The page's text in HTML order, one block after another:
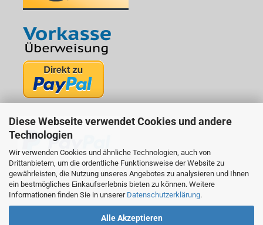
Diese Webseite verwendet Cookies und andere
Technologien
Wir verwenden Cookies und ähnliche Technologien, auch von
Drittanbietern, um die ordentliche Funktionsweise der Website zu
gewährleisten, die Nutzung unseres Angebotes zu analysieren und Ihnen
ein bestmögliches Einkaufserlebnis bieten zu können. Weitere
Informationen finden Sie in unserer Datenschutzerklärung.
Alle Akzeptieren